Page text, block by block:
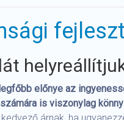
előnye az
is viszonylag
árnak, ha